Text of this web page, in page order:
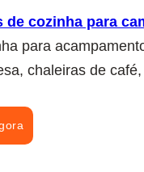
de cozinha para
para
chaleiras de